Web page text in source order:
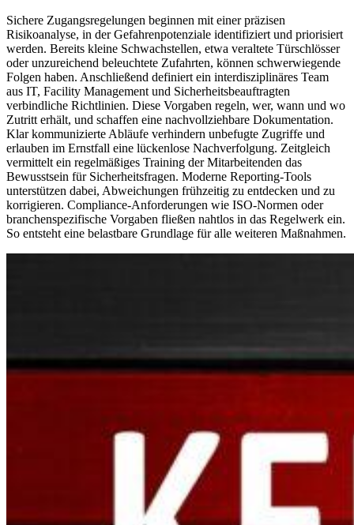
Sichere Zugangsregelungen beginnen mit einer präzisen
Risikoanalyse, in der Gefahrenpotenziale identifiziert und priorisiert
werden. Bereits kleine Schwachstellen, etwa veraltete Türschlösser
oder unzureichend beleuchtete Zufahrten, können schwerwiegende
Folgen haben. Anschließend definiert ein interdisziplinäres Team
aus IT, Facility Management und Sicherheits­beauftragten
verbindliche Richtlinien. Diese Vorgaben regeln, wer, wann und wo
Zutritt erhält, und schaffen eine nachvollziehbare Dokumentation.
Klar kommunizierte Abläufe verhindern unbefugte Zugriffe und
erlauben im Ernstfall eine lückenlose Nachverfolgung. Zeitgleich
vermittelt ein regelmäßiges Training der Mitarbeitenden das
Bewusstsein für Sicherheitsfragen. Moderne Reporting-Tools
unterstützen dabei, Abweichungen frühzeitig zu entdecken und zu
korrigieren. Compliance-Anforderungen wie ISO-Normen oder
branchenspezifische Vorgaben fließen nahtlos in das Regelwerk ein.
So entsteht eine belastbare Grundlage für alle weiteren Maßnahmen.